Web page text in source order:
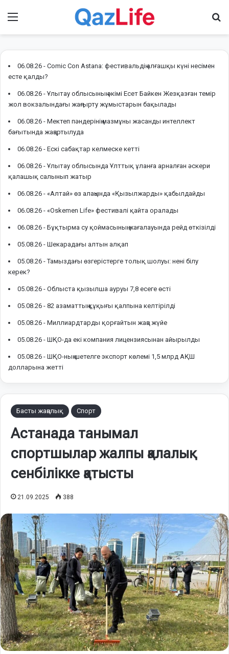
Басты жаңалық Спорт
Астанада танымал
спортшылар жалпы қалалық
сенбілікке қатысты
21.09.2025 388
06.08.26 - Comic Con Astana: фестивальдің алғашқы күні несімен
есте қалды?
06.08.26 -Ұлытау облысының әкімі Есет Байкен Жезқазған темір
жол вокзалындағы жаңғырту жұмыстарын бақылады
06.08.26 - Мектеп пәндерінің мазмұны жасанды интеллект
бағытында жаңартылуда
06.08.26 - Ескі сабақтар келмеске кетті
06.08.26 -Ұлытау облысында Ұлттық ұланға арналған әскери
қалашық салынып жатыр
06.08.26 - «Алтай» өз алаңында «Қызылжарды» қабылдайды
06.08.26 - «Oskemen Life» фестивалі қайта оралады
06.08.26 - Бұқтырма су қоймасының жағалауында рейд өткізілді
05.08.26 - Шекарадағы алтын алқап
05.08.26 -Тамыздағы өзгерістерге толық шолуы: нені білу
керек?
05.08.26 - Облыста қызылша ауруы 7,8 есеге өсті
05.08.26 - 82 азаматтың құқығы қалпына келтірілді
05.08.26 - Миллиардтарды қорғайтын жаңа жүйе
05.08.26 - ШҚО-да екі компания лицензиясынан айырылды
05.08.26 - ШҚО-ның шетелге экспорт көлемі 1,5 млрд АҚШ
долларына жетті